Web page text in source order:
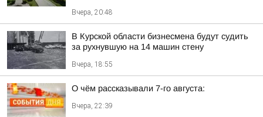
Вчера, 20:48
В Курской области бизнесмена будут судить
за рухнувшую на 14 машин стену
Вчера, 18:55
О чём рассказывали 7-го августа:
Вчера, 22:39